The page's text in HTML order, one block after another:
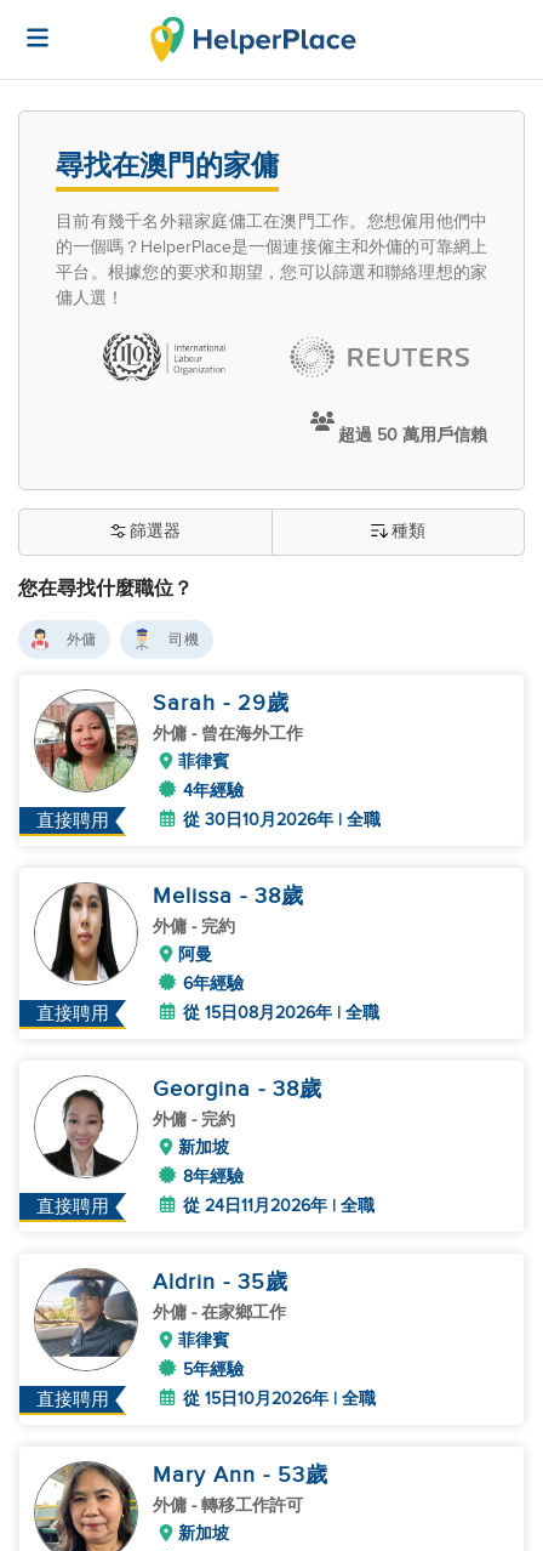
尋找在澳門的家傭
目前有幾千名外籍家庭傭工在澳門工作。您想僱用他們中
的一個嗎？HelperPlace是一個連接僱主和外傭的可靠網上
平台。根據您的要求和期望，您可以篩選和聯絡理想的家
傭人選！
超過 50 萬用戶信賴
您在尋找什麼職位？
篩選器 種類
外傭 司機
直接聘用
Sarah - 29歲
外傭 - 曾在海外工作
菲律賓
4年經驗
從 30日10月2026年 | 全職
直接聘用
Melissa - 38歲
外傭 - 完約
阿曼
6年經驗
從 15日08月2026年 | 全職
直接聘用
Georgina - 38歲
外傭 - 完約
新加坡
8年經驗
從 24日11月2026年 | 全職
直接聘用
Aldrin - 35歲
外傭 - 在家鄉工作
菲律賓
5年經驗
從 15日10月2026年 | 全職
Mary Ann - 53歲
外傭 - 轉移工作許可
新加坡